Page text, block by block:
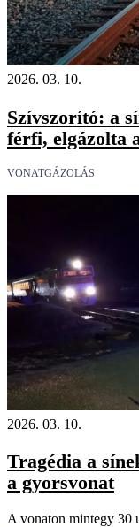
18+
2026. 03. 10.
Szívszorító: a
férfi, elgázolta
VONATGÁZOLÁS
2026. 03. 10.
Tragédia a
a gyorsvonat
A vonaton mintegy 30